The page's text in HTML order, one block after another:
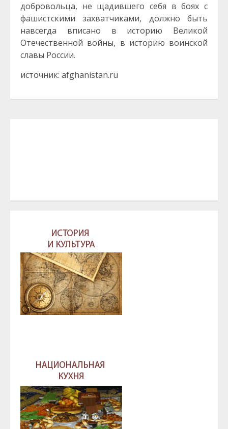
добровольца, не щадившего себя в боях с
фашистскими захватчиками, должно быть
навсегда вписано в историю Великой
Отечественной войны, в историю воинской
славы России.
источник: afghanistan.ru